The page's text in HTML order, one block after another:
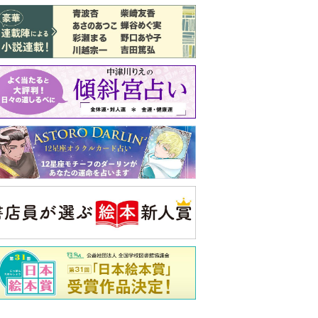
バックナンバー
注目トピ
義実家について、義弟が私へ怒りのLINE
よかったのでしょうか
ピアノの月謝、払うべき？
公論新社の本
いじめのある世界に生き
る君たちへ
いじめられっ子だった精神
科医の贈る言葉
夫 著 詳しくみる